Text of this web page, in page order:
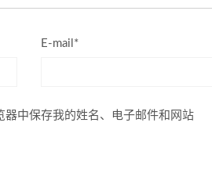
E-mail*
器中保存我的姓名、电子邮件和网站